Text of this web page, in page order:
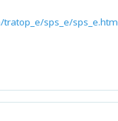
sps_e/sps_e.htm